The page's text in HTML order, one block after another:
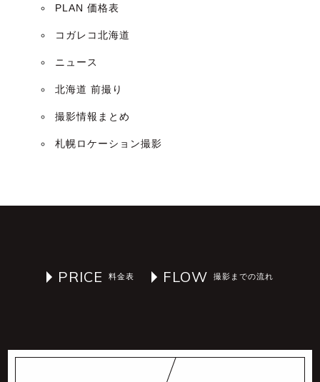
PLAN 価格表
コガレコ北海道
ニュース
北海道 前撮り
撮影情報まとめ
札幌ロケーション撮影
PRICE FLOW